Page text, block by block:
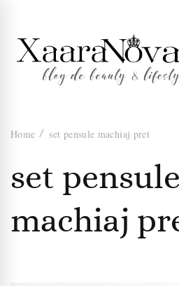
Xaara
Home set pensule machiaj pret
set pensule
machiaj